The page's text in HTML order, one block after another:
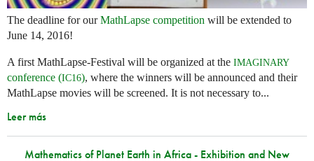
The deadline for ourMathLapse competition will be extended to
June 14, 2016!
A first MathLapse-Festival will be organized at the IMAGINARY
conference (IC16), where the winners will be announced and their
MathLapse movies will be screened. It is not necessary to...
Leer más
Mathematics of Planet Earth in Africa - Exhibition and New